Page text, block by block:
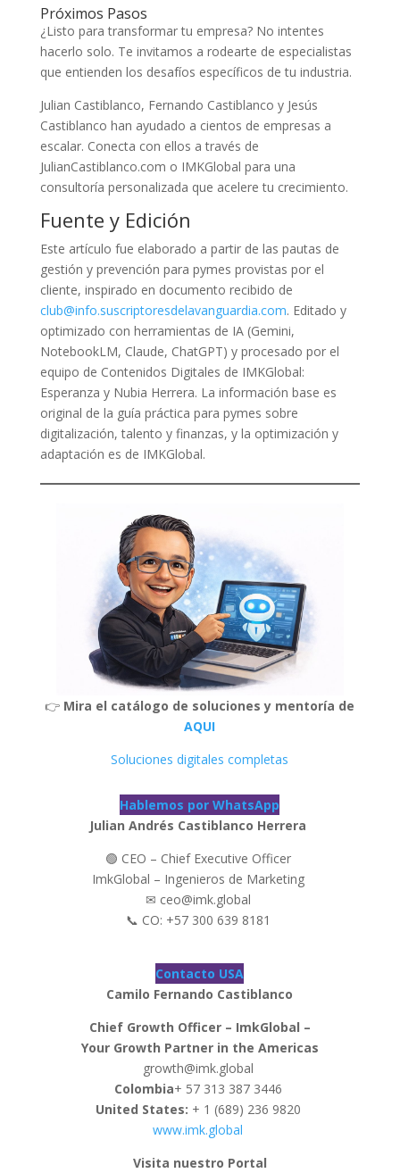
Próximos Pasos
¿Listo para transformar tu empresa? No intentes
hacerlo solo. Te invitamos a rodearte de especialistas
que entienden los desafíos específicos de tu industria.
Julian Castiblanco, Fernando Castiblanco y Jesús
Castiblanco han ayudado a cientos de empresas a
escalar. Conecta con ellos a través de
JulianCastiblanco.com o IMKGlobal para una
consultoría personalizada que acelere tu crecimiento.
Fuente y Edición
Este artículo fue elaborado a partir de las pautas de
gestión y prevención para pymes provistas por el
cliente, inspirado en documento recibido de
club@info.suscriptoresdelavanguardia.com. Editado y
optimizado con herramientas de IA (Gemini,
NotebookLM, Claude, ChatGPT) y procesado por el
equipo de Contenidos Digitales de IMKGlobal:
Esperanza y Nubia Herrera. La información base es
original de la guía práctica para pymes sobre
digitalización, talento y finanzas, y la optimización y
adaptación es de IMKGlobal.
👉 Mira el catálogo de soluciones y mentoría de
AQUI
Soluciones digitales completas
Hablemos por WhatsApp
Julian Andrés Castiblanco Herrera
🟢 CEO – Chief Executive Officer
ImkGlobal – Ingenieros de Marketing
✉ ceo@imk.global
📞 CO: +57 300 639 8181
Contacto USA
Camilo Fernando Castiblanco
Chief Growth Officer – ImkGlobal –
Your Growth Partner in the Americas
growth@imk.global
Colombia+ 57 313 387 3446
United States: + 1 (689) 236 9820
www.imk.global
Visita nuestro Portal